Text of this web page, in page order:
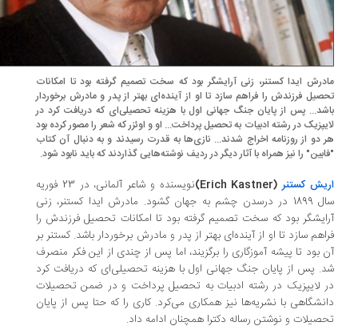
ایدا کستنر، زنی آرایشگر بود که سخت تصمیم گرفته بود تا امکانات
فرزندش را فراهم سازد تا او از آینده‌ای بهتر از پدر و مادرش برخوردار
پس از پایان جنگ جهانی اول با هزینه تحصیلی‌ای که دریافت کرد در
در رشته‌ ادبیات به تحصیل پرداخت... او و اوئزر که شعر را مصور کرده بود
دو از روزنامه اخراج شدند... نازی‌ها به قدرت رسیدند و به دنبال آن کتاب
را نیز‌ همراه با آثار دیگر در ردیف نوشته‌هایی گذاردند که باید نابود شود.
کستنر (Erich Kastner)
نویسنده و شاعر آلمانی، در 23 فوریه
سال 1899 در درسدن چشم به جهان گشود. مادرش ایدا کستنر، زنی
بود که سخت تصمیم گرفته بود تا امکانات تحصیل فرزندش را
سازد تا او از آینده‌ای بهتر از پدر و مادرش برخوردار باشد. کستنر بر
بود تا پیشه آموزگاری را برگزیند، اما پس از چندی از این فکر منصرف
پس از پایان جنگ جهانی اول با هزینه تحصیلی‌ای که دریافت کرد
لایپزیک در رشته‌ ادبیات به تحصیل پرداخت و در ضمن تحصیلات
با نشریه‌ها نیز همکاری می‌کرد. کاری را که حتا پس از پایان
و نوشتن رساله‌ دکترا همچنان ادامه داد.